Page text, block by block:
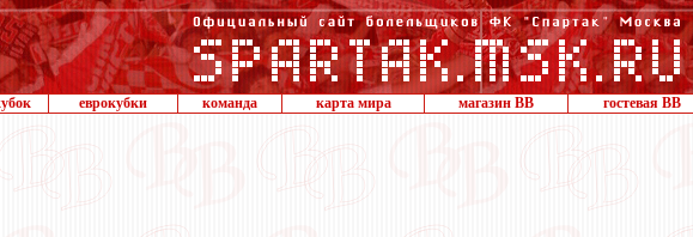
еврокубки команда карта мира магазин ВВ гостевая ВВ